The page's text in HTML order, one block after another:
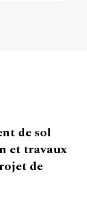
de sol
et travaux
de